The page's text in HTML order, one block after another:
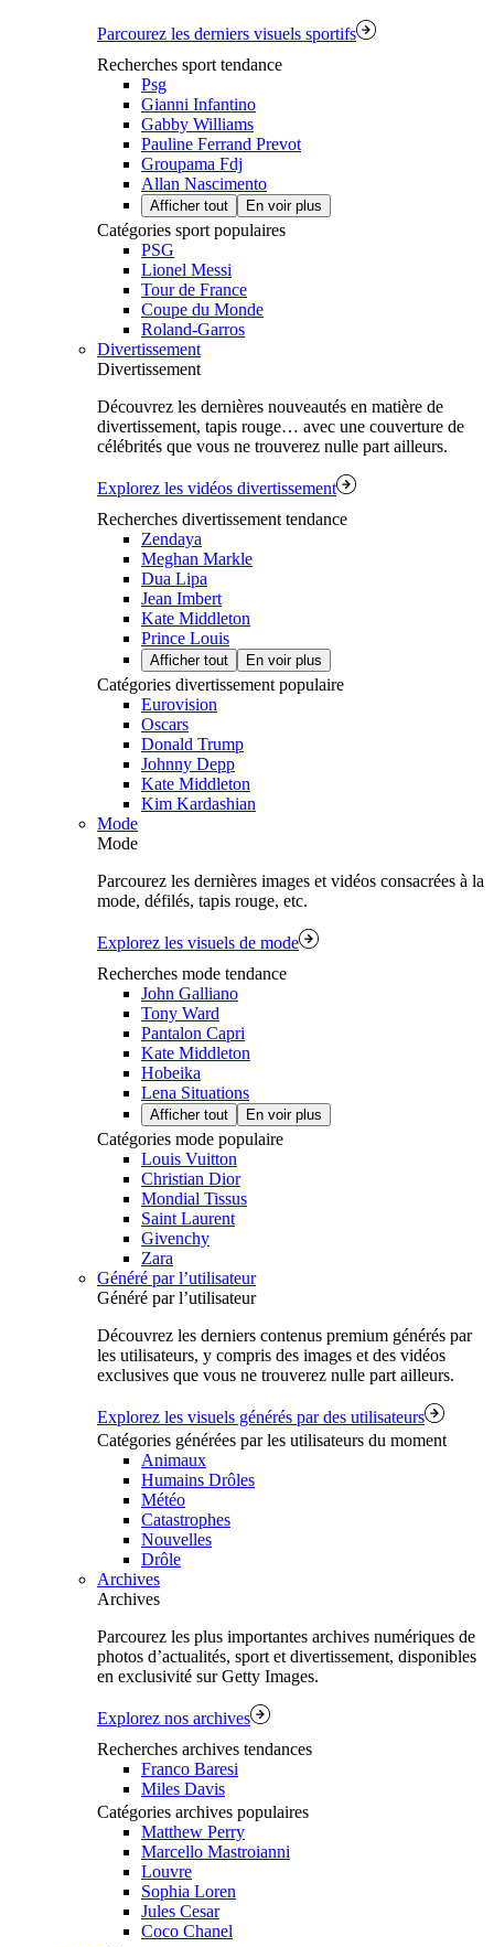
Parcourez les derniers visuels sportifs
Recherches sport tendance
Psg
Gianni Infantino
Gabby Williams
Pauline Ferrand Prevot
Groupama Fdj
Allan Nascimento
Afficher tout En voir plus
Catégories sport populaires
PSG
Lionel Messi
Tour de France
Coupe du Monde
Roland-Garros
Divertissement
Divertissement
Découvrez les dernières nouveautés en matière de
divertissement, tapis rouge… avec une couverture de
célébrités que vous ne trouverez nulle part ailleurs.
Explorez les vidéos divertissement
Recherches divertissement tendance
Zendaya
Meghan Markle
Dua Lipa
Jean Imbert
Kate Middleton
Prince Louis
Afficher tout En voir plus
Catégories divertissement populaire
Eurovision
Oscars
Donald Trump
Johnny Depp
Kate Middleton
Kim Kardashian
Mode
Mode
Parcourez les dernières images et vidéos consacrées à la
mode, défilés, tapis rouge, etc.
Explorez les visuels de mode
Recherches mode tendance
John Galliano
Tony Ward
Pantalon Capri
Kate Middleton
Hobeika
Lena Situations
Afficher tout En voir plus
Catégories mode populaire
Louis Vuitton
Christian Dior
Mondial Tissus
Saint Laurent
Givenchy
Zara
Généré par l’utilisateur
Généré par l’utilisateur
Découvrez les derniers contenus premium générés par
les utilisateurs, y compris des images et des vidéos
exclusives que vous ne trouverez nulle part ailleurs.
Explorez les visuels générés par des utilisateurs
Catégories générées par les utilisateurs du moment
Animaux
Humains Drôles
Météo
Catastrophes
Nouvelles
Drôle
Archives
Archives
Parcourez les plus importantes archives numériques de
photos d’actualités, sport et divertissement, disponibles
en exclusivité sur Getty Images.
Explorez nos archives
Recherches archives tendances
Franco Baresi
Miles Davis
Catégories archives populaires
Matthew Perry
Marcello Mastroianni
Louvre
Sophia Loren
Jules Cesar
Coco Chanel